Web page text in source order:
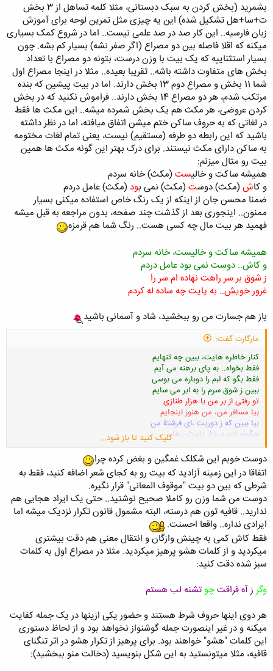
بشمرید (بخش کردن به سبک دبستانی، مثلا کلمه تساهل از 3 بخش
ت+سا+هل تشکیل شده) این یه چیزی مثل تمرین لوحه برای آموزش
زبان فارسیه.. این کار صد در صد علمی نیست.. اما در شروع کمک بسیاری
میکنه که اقلا فاصله بین دو مصراع (اگر صفر نشه) بسیار کم بشه. چون
بسیار استثناییه که یک بیت با وزن درست، بتونه دو مصراع با تعداد
بخش های متفاوت داشته باشه.. تقریبا بعیده.. مثلا در اینجا مصراع اول
شما 11 بخش و مصراع دوم 13 بخش دارند. اما در بیت پیشین که بنده
مرتکب شدم، هر دو مصراع 14 بخش دارند.. فراموش نکنید که در بخش
کردن عروضی، هر مکث هم یک بخش شمرده میشه.. این مکث ها فقط
در لغاتی که به حروف ساکن ختم میشن اتفاق میافته، اما در نظر داشته
باشید که این رابطه دو طرفه (مستقیم) نیست، یعنی تمام لغات مختومه
به ساکن دارای مکث نیستند. برای درک بهتر این گونه مکث ها همین
بیت رو مثال میزنم:
همیشه ساکت و خالیست (مکث) خانه سردم
و کاش (مکث) دوست (مکث) نمی بود (مکث) عامل دردم
ضمنا محسن جان از اینکه از یک رنگ خاص استفاده میکنی بسیار
ممنون.. اینجوری بعد از گذشت چند صفحه، بدون مراجعه به قبل میشه
فهمید هر بیت مال چه کسی هست.. رنگ شما هم قرمزه
همیشه ساکت و خالیست، خانه سردم
و کاش.. دوست نمی بود عامل دردم
ز شوق بر سر راهت نهاده ام سر را
غرور خویش.. به پایت چه ساده له کردم
باز هم جسارت من رو ببخشید، شاد و آسمانی باشید
مارگارت گفت:
کنار خاطره هایت، ببین چه تنهایم
فقط بخواه.. به پای برهنه می آیم
فقط بگو که لبم را دوباره می بوسی
ببین ز شوق سرم را به ابر می سایم
تو رفتی از بر من با هزار طنازی
بیا مسافر من، من هنوز اینجایم
بیا ببین که ز دوریت ،ای فرشتۀ من
چگونه شهره بازار داستان هایم
وگر ز آه فراقت چو تشنه لب هستم
به آن ضمیر نگاهت ز صبر سیر آیم
به اون دو بیت جدید نخورد
سعیمو کردم
کلیک کنید تا باز شود...
دوست خوبم این شکلک غمگین و بغض کرده چرا
اتفاقا در این زمینه آزادید که بیت رو به کجای شعر اضافه کنید، فقط به
شرطی که بین دو بیت "موقوف المعانی" قرار نگیره.
دوست من شما وزن رو کاملا صحیح نوشتید.. حتی یک ایراد هجایی هم
ندارید.. قافیه تون هم درسته، البته مشمول قانون تکرار نزدیک میشه اما
ایرادی نداره.. واقعا احسنت.
فقط کاش کمی به چینش وازگان و انتقال معنی هم دقت بیشتری
میکردید و از کلمات هشو پرهیز میکردید. مثلا در مصراع اول به کلمات
سبز شده دقت کنید:
وگر ز آه فراقتچو تشنه لب هستم
هر دوی اینها حروف شرط هستند و حضور یکی ازینها در یک جمله کفایت
میکنه و در غیر اینصورت جمله گوشنواز نخواهد بود و از لحاظ دستوری
این کلمات "هشو" خواهند بود. برای پرهیز از تکرار هشو در اثر تنگنای
قافیه، مثلا میتونستید به این شکل بنویسید (دخالت منو ببخشید):